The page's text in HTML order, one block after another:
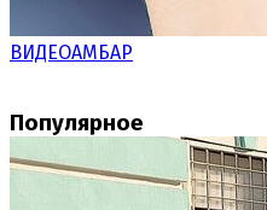
ВИДЕОАМБАР
Популярное